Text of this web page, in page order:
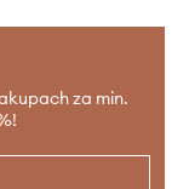
za min.